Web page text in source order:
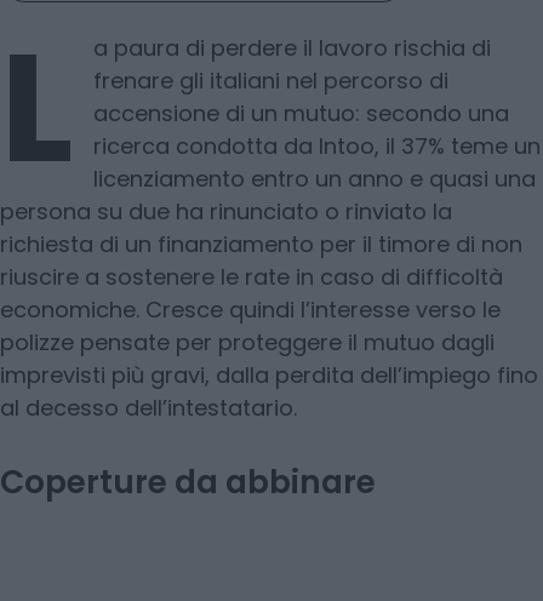
L
a paura di perdere il lavoro rischia di
frenare gli italiani nel percorso di
accensione di un mutuo: secondo una
ricerca condotta da Intoo, il 37% teme un
licenziamento entro un anno e quasi una
persona su due ha rinunciato o rinviato la
richiesta di un finanziamento per il timore di non
riuscire a sostenere le rate in caso di difficoltà
economiche. Cresce quindi l’interesse verso le
polizze pensate per proteggere il mutuo dagli
imprevisti più gravi, dalla perdita dell’impiego fino
al decesso dell’intestatario.
Coperture da abbinare